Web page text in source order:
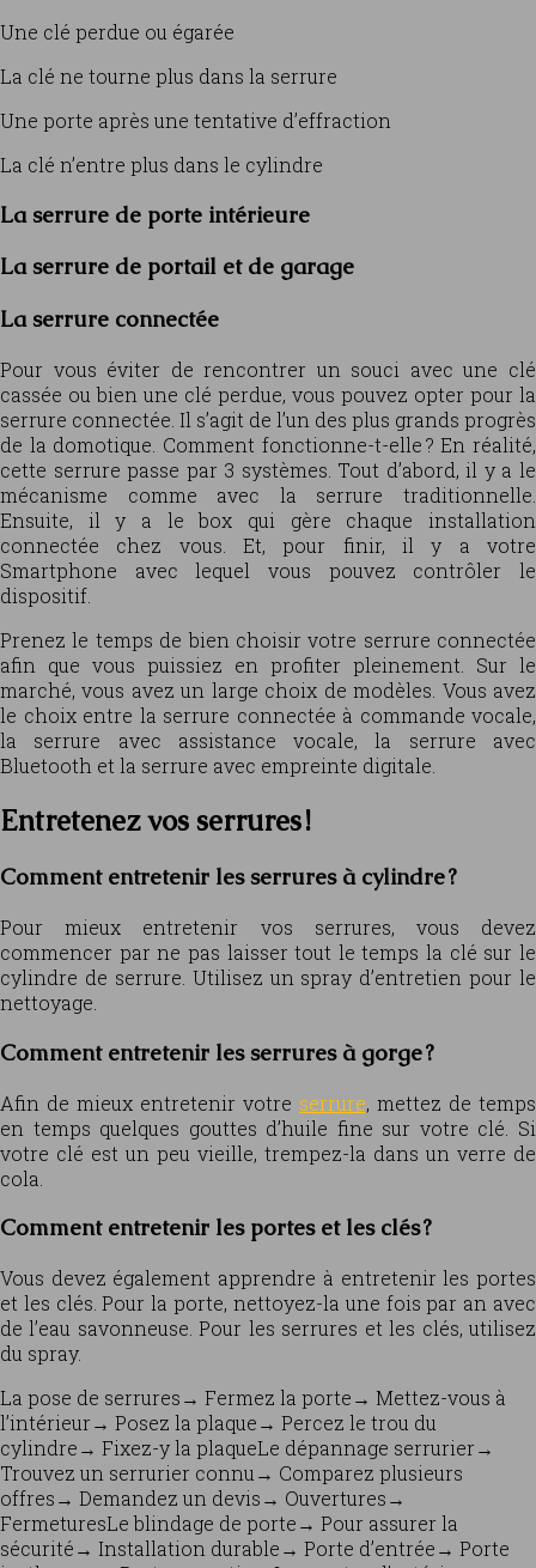
Une clé perdue ou égarée
La clé ne tourne plus dans la serrure
Une porte après une tentative d’effraction
La clé n’entre plus dans le cylindre
La serrure de porte intérieure
La serrure de portail et de garage
La serrure connectée
Pour vous éviter de rencontrer un souci avec une clé
cassée ou bien une clé perdue, vous pouvez opter pour la
serrure connectée. Il s’agit de l’un des plus grands progrès
de la domotique. Comment fonctionne-t-elle ? En réalité,
cette serrure passe par 3 systèmes. Tout d’abord, il y a le
mécanisme comme avec la serrure traditionnelle.
Ensuite, il y a le box qui gère chaque installation
connectée chez vous. Et, pour finir, il y a votre
Smartphone avec lequel vous pouvez contrôler le
dispositif.
Prenez le temps de bien choisir votre serrure connectée
afin que vous puissiez en profiter pleinement. Sur le
marché, vous avez un large choix de modèles. Vous avez
le choix entre la serrure connectée à commande vocale,
la serrure avec assistance vocale, la serrure avec
Bluetooth et la serrure avec empreinte digitale.
Entretenez vos serrures !
Comment entretenir les serrures à cylindre ?
Pour mieux entretenir vos serrures, vous devez
commencer par ne pas laisser tout le temps la clé sur le
cylindre de serrure. Utilisez un spray d’entretien pour le
nettoyage.
Comment entretenir les serrures à gorge ?
Afin de mieux entretenir votre serrure, mettez de temps
en temps quelques gouttes d’huile fine sur votre clé. Si
votre clé est un peu vieille, trempez-la dans un verre de
cola.
Comment entretenir les portes et les clés ?
Vous devez également apprendre à entretenir les portes
et les clés. Pour la porte, nettoyez-la une fois par an avec
de l’eau savonneuse. Pour les serrures et les clés, utilisez
du spray.
La pose de serrures→ Fermez la porte→ Mettez-vous à
l’intérieur→ Posez la plaque→ Percez le trou du
cylindre→ Fixez-y la plaqueLe dépannage serrurier→
Trouvez un serrurier connu → Comparez plusieurs
offres→ Demandez un devis→ Ouvertures→
FermeturesLe blindage de porte→ Pour assurer la
sécurité→ Installation durable→ Porte d’entrée→ Porte